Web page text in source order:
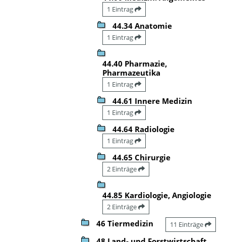
1 Eintrag
44.34 Anatomie
1 Eintrag
44.40 Pharmazie,
Pharmazeutika
1 Eintrag
44.61 Innere Medizin
1 Eintrag
44.64 Radiologie
1 Eintrag
44.65 Chirurgie
2 Einträge
44.85 Kardiologie, Angiologie
2 Einträge
46 Tiermedizin 11 Einträge